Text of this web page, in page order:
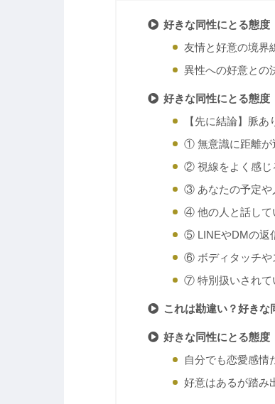
好きな同性にとる態度
友情と好意の境界
異性への好意との
好きな同性にとる態度
【先に結論】脈
① 無意識に距離が
② 視線をよく感じ
③ あなたの予定や
④ 他の人と話して
⑤ LINEやDMの返
⑥ ボディタッチや
⑦ 特別扱いされて
これは勘違い？好きな
好きな同性にとる態度
自分でも恋愛感情
好意はあるが踏み